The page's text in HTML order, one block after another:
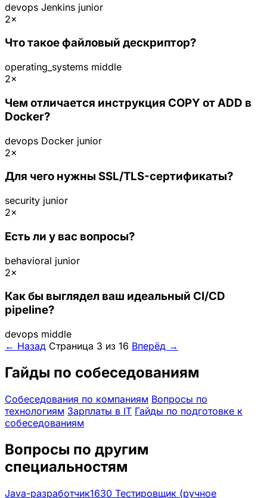
devops Jenkins junior
2×
Что такое файловый дескриптор?
operating_systems middle
2×
Чем отличается инструкция COPY от ADD в
Docker?
devops Docker junior
2×
Для чего нужны SSL/TLS-сертификаты?
security junior
2×
Есть ли у вас вопросы?
behavioral junior
2×
Как бы выглядел ваш идеальный CI/CD
pipeline?
devops middle
← Назад Страница 3 из 16 Вперёд →
Гайды по собеседованиям
Собеседования по компаниям Вопросы по
технологиям Зарплаты в IT Гайды по подготовке к
собеседованиям
Вопросы по другим
специальностям
Java-разработчик1630 Тестировщик (ручное